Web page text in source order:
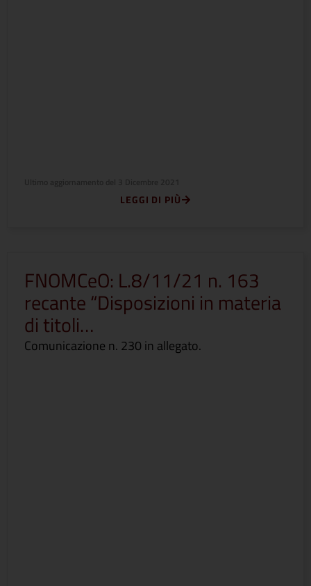
LEGGI DI PIÙ
FNOMCeO: L.8/11/21 n. 163
recante “Disposizioni in materia
di titoli…
Comunicazione n. 230 in allegato.